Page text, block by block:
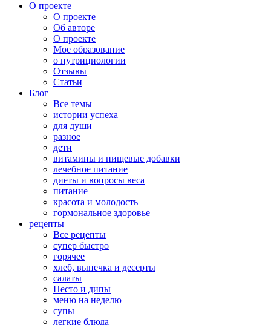
О проекте
О проекте
Об авторе
О проекте
Мое образование
о нутрициологии
Отзывы
Статьи
Блог
Все темы
истории успеха
для души
разное
дети
витамины и пищевые добавки
лечебное питание
диеты и вопросы веса
питание
красота и молодость
гормональное здоровье
рецепты
Все рецепты
супер быстро
горячее
хлеб, выпечка и десерты
салаты
Песто и дипы
меню на неделю
супы
легкие блюда